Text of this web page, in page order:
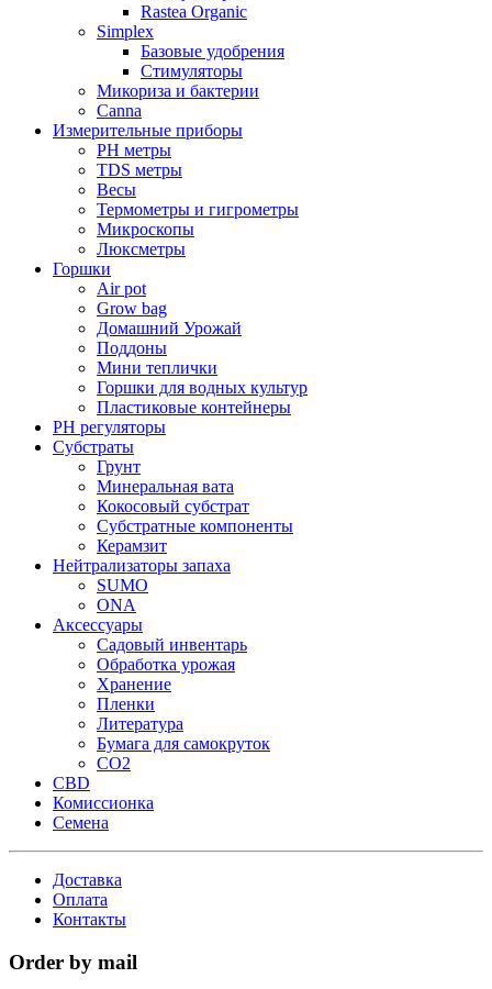
Rastea Organic
Simplex
Базовые удобрения
Стимуляторы
Микориза и бактерии
Canna
Измерительные приборы
PH метры
TDS метры
Весы
Термометры и гигрометры
Микроскопы
Люксметры
Горшки
Air pot
Grow bag
Домашний Урожай
Поддоны
Мини теплички
Горшки для водных культур
Пластиковые контейнеры
PH регуляторы
Субстраты
Грунт
Минеральная вата
Кокосовый субстрат
Субстратные компоненты
Керамзит
Нейтрализаторы запаха
SUMO
ONA
Аксессуары
Садовый инвентарь
Обработка урожая
Хранение
Пленки
Литература
Бумага для самокруток
CO2
CBD
Комисcионка
Семена
Доставка
Оплата
Контакты
Order by mail